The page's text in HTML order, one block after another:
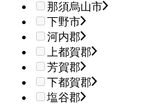
那須烏山市
下野市
河内郡
上都賀郡
芳賀郡
下都賀郡
塩谷郡